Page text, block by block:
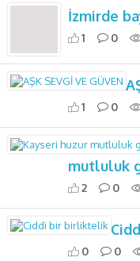
İzmirde
1 0
1 0
mutluluk
2 0
0 0